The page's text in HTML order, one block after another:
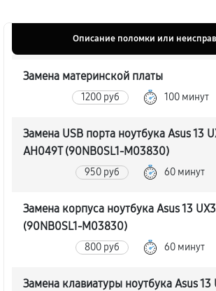
Описание поломки или
Замена материнской платы
1200 руб 100 минут
Замена USB порта ноутбука Asus 13
AH049T (90NB0SL1-M03830)
950 руб 60 минут
Замена корпуса ноутбука Asus 13
(90NB0SL1-M03830)
800 руб 60 минут
Замена клавиатуры ноутбука Asus 13